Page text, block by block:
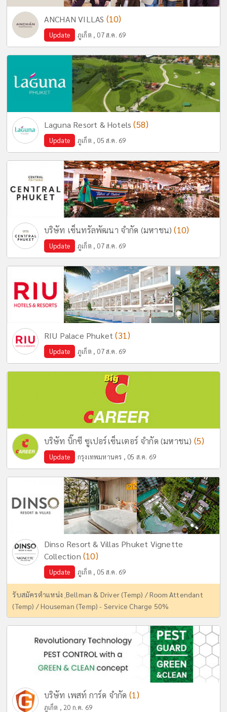
ANCHAN VILLAS (10)
Update ภูเก็ต , 07 ส.ค. 69
Laguna Resort & Hotels(58)
Update ภูเก็ต , 05 ส.ค. 69
บริษัท เซ็นทรัลพัฒนา จำกัด (มหาชน)(10)
Update ภูเก็ต , 07 ส.ค. 69
RIU Palace Phuket(31)
Update ภูเก็ต , 07 ส.ค. 69
บริษัท บิ๊กซี ซูเปอร์เซ็นเตอร์ จำกัด (มหาชน) (5)
Update กรุงเทพมหานคร , 05 ส.ค. 69
Dinso Resort & Villas Phuket Vignette
Collection (10)
Update ภูเก็ต , 05 ส.ค. 69
รับสมัครตำแหน่ง ฺBellman & Driver (Temp) / Room Attendant
(Temp) / Houseman (Temp) - Service Charge 50%
บริษัท เพสท์ การ์ด จำกัด (1)
ภูเก็ต , 20 ก.ค. 69